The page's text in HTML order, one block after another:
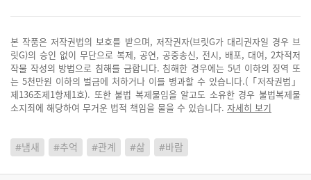
본 작품은 저작권법의 보호를 받으며, 저작권자(브릿G가 대리권자일 경우 브
릿G)의 승인 없이 무단으로 복제, 공연, 공중송신, 전시, 배포, 대여, 2차적저
작물 작성의 방법으로 침해를 금합니다. 침해한 경우에는 5년 이하의 징역 또
는 5천만원 이하의 벌금에 처하거나 이를 병과할 수 있습니다.(「저작권법」
제136조제1항제1호). 또한 불법 복제물임을 알고도 소유한 경우 불법복제물
소지죄에 해당하여 무거운 법적 책임을 물을 수 있습니다. 자세히 보기
#냄새 #추억 #관계 #삶 #바람